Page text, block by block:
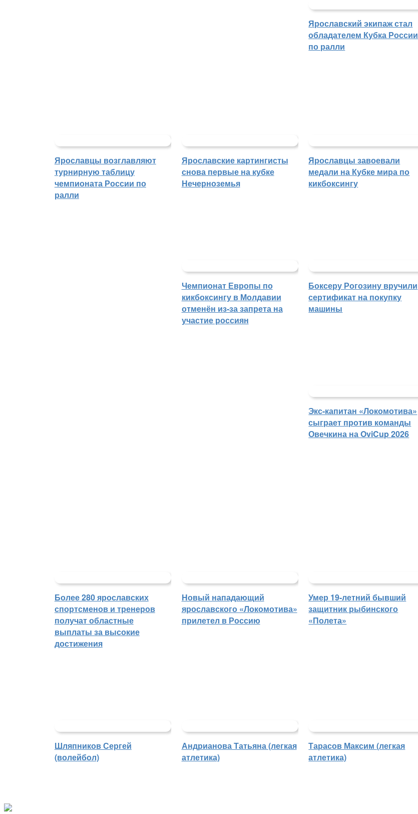
Ярославский экипаж стал
обладателем Кубка России
по ралли
Ярославцы возглавляют
турнирную таблицу
чемпионата России по
ралли
Ярославские картингисты
снова первые на кубке
Нечерноземья
Ярославцы завоевали
медали на Кубке мира по
кикбоксингу
Чемпионат Европы по
кикбоксингу в Молдавии
отменён из-за запрета на
участие россиян
Боксеру Рогозину вручили
сертификат на покупку
машины
Экс-капитан «Локомотива»
сыграет против команды
Овечкина на OviCup 2026
Более 280 ярославских
спортсменов и тренеров
получат областные
выплаты за высокие
достижения
Новый нападающий
ярославского «Локомотива»
прилетел в Россию
Умер 19-летний бывший
защитник рыбинского
«Полета»
Шляпников Сергей
(волейбол)
Андрианова Татьяна (легкая
атлетика)
Тарасов Максим (легкая
атлетика)